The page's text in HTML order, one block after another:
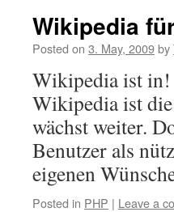
Wikipedia
Posted on 3. May, 2009by
Wikipedia ist in!
Wikipedia ist
wächst weiter.
Benutzer als
eigenen
Posted in PHP | Leave a